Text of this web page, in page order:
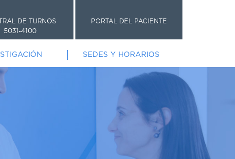
DE TURNOS
5031-4100
PORTAL DEL PACIENTE
SEDES Y HORARIOS